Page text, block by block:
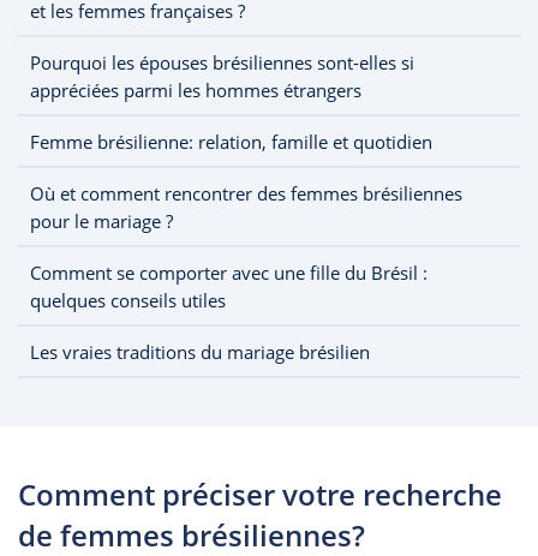
et les femmes françaises ?
Pourquoi les épouses brésiliennes sont-elles si
appréciées parmi les hommes étrangers
Femme brésilienne: relation, famille et quotidien
Où et comment rencontrer des femmes brésiliennes
pour le mariage ?
Comment se comporter avec une fille du Brésil :
quelques conseils utiles
Les vraies traditions du mariage brésilien
Comment préciser votre recherche
de femmes brésiliennes?